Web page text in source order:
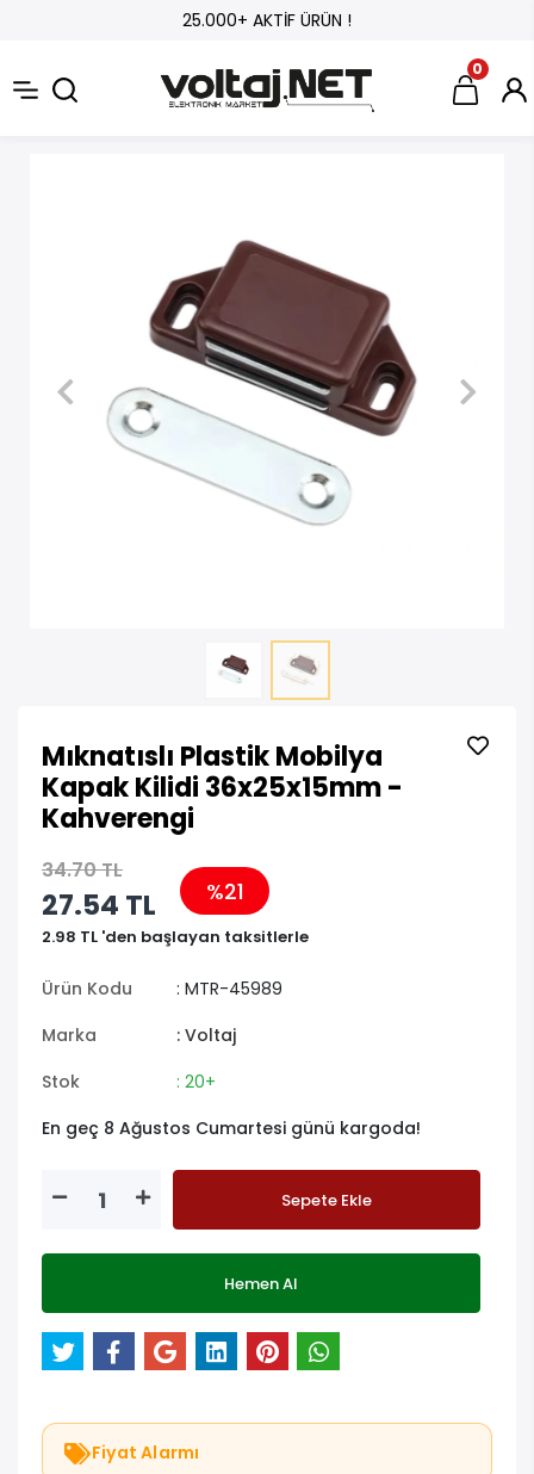
25.000+ AKTİF ÜRÜN !
0
Mıknatıslı Plastik Mobilya
Kapak Kilidi 36x25x15mm -
Kahverengi
34.70 TL
27.54 TL %21
2.98 TL 'den başlayan taksitlerle
Ürün Kodu
: MTR-45989
Marka
: Voltaj
Stok
: 20+
En geç 8 Ağustos Cumartesi günü kargoda!
Sepete Ekle
Hemen Al
Fiyat Alarmı